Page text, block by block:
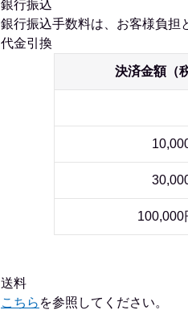
銀行振込
銀行振込手数料は、お客様負担
代金引換
決済金額（
100,000
送料
こちら を参照してください。